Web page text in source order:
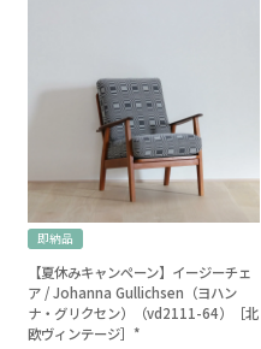
即納品
【夏休みキャンペーン】イージーチェ
ア / Johanna Gullichsen（ヨハン
ナ・グリクセン）（vd2111-64）［北
欧ヴィンテージ］*